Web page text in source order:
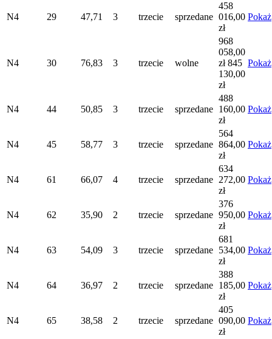
N4 29 47,71 3 trzecie sprzedane
458
016,00
zł
Pokaż
N4 30 76,83 3 trzecie wolne
968
058,00
zł845
130,00
zł
Pokaż
N4 44 50,85 3 trzecie sprzedane
488
160,00
zł
Pokaż
N4 45 58,77 3 trzecie sprzedane
564
864,00
zł
Pokaż
N4 61 66,07 4 trzecie sprzedane
634
272,00
zł
Pokaż
N4 62 35,90 2 trzecie sprzedane
376
950,00
zł
Pokaż
N4 63 54,09 3 trzecie sprzedane
681
534,00
zł
Pokaż
N4 64 36,97 2 trzecie sprzedane
388
185,00
zł
Pokaż
N4 65 38,58 2 trzecie sprzedane
405
090,00
zł
Pokaż